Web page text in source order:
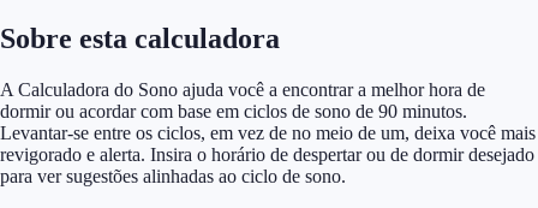
Sobre esta calculadora
A Calculadora do Sono ajuda você a encontrar a melhor hora de
dormir ou acordar com base em ciclos de sono de 90 minutos.
Levantar-se entre os ciclos, em vez de no meio de um, deixa você mais
revigorado e alerta. Insira o horário de despertar ou de dormir desejado
para ver sugestões alinhadas ao ciclo de sono.